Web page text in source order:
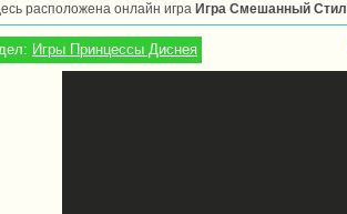
расположена онлайн игра Игра Смешанный
Игры Принцессы Диснея